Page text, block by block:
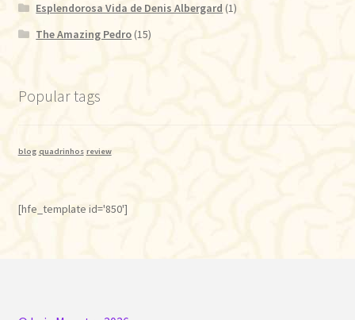
Esplendorosa Vida de Denis Albergard (1)
The Amazing Pedro (15)
Popular tags
blog quadrinhos review
[hfe_template id='850']